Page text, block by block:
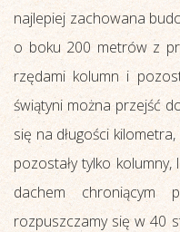
najlepiej zachowana
o boku 200 metrów z
rzędami kolumn i
świątyni można przejść
się na długości
pozostały tylko kolumny,
dachem
rozpuszczamy się w 40